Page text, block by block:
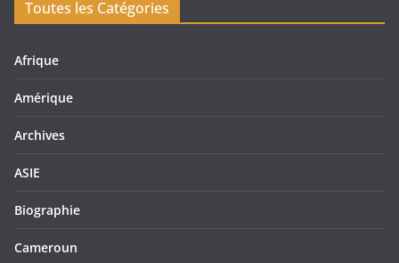
Toutes les Catégories
Afrique
Amérique
Archives
ASIE
Biographie
Cameroun